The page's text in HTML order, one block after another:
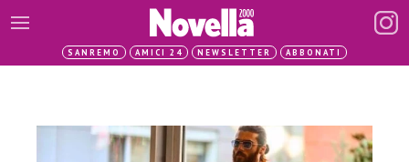
SANREMO AMICI 24 NEWSLETTER ABBONATI